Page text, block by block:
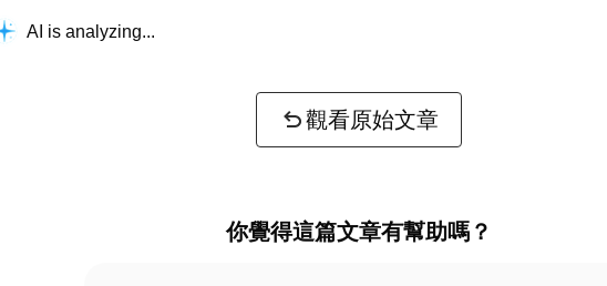
Thinking about your question...
觀看原始文章
你覺得這篇文章有幫助嗎？